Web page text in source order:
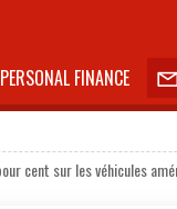
PERSONAL FINANCE 
cent sur les véhicules